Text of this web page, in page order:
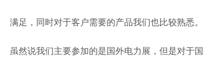
满足，同时对于客户需要的产品我们也比较熟悉。
虽然说我们主要参加的是国外电力展，但是对于国